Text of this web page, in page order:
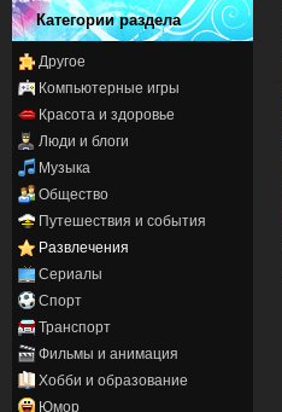
Категории раздела
Другое
Компьютерные игры
Красота и здоровье
Люди и блоги
Музыка
Общество
Путешествия и события
Развлечения
Сериалы
Спорт
Транспорт
Фильмы и анимация
Хобби и образование
Юмор